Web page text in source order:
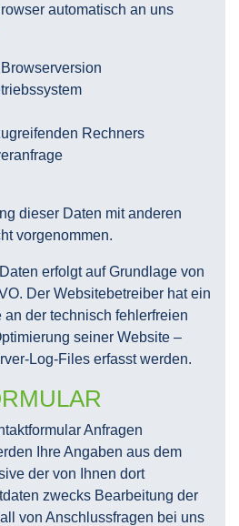
automatisch an uns
Rechners
dieser Daten mit anderen
vorgenommen.
erfolgt auf Grundlage von
Der Websitebetreiber hat ein
an der technisch fehlerfreien
seiner Website –
Log-Files erfasst werden.
Anfragen
Ihre Angaben aus dem
der von Ihnen dort
zwecks Bearbeitung der
von Anschlussfragen bei uns